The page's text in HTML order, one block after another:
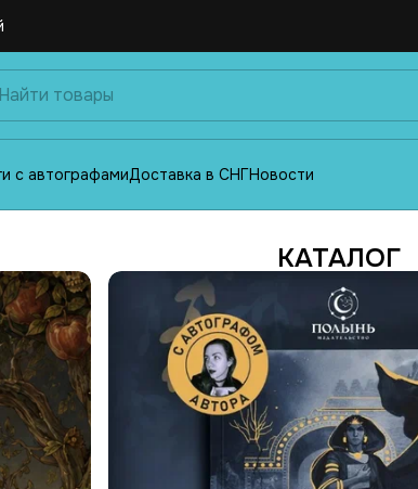
с автографамиДоставка в СНГНовости
КАТАЛОГ